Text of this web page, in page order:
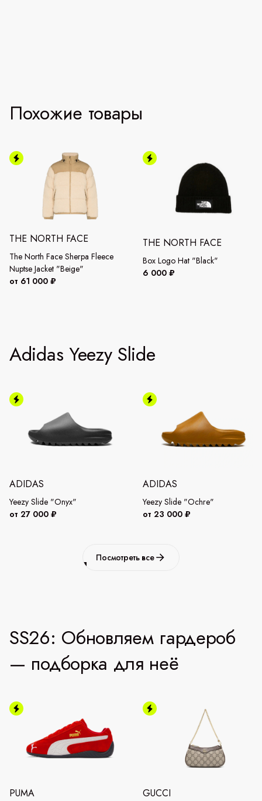
Похожие товары
THE NORTH FACE
The North Face Sherpa Fleece
Nuptse Jacket "Beige"
от 61 000 ₽
THE NORTH FACE
Box Logo Hat "Black"
6 000 ₽
Adidas Yeezy Slide
ADIDAS
Yeezy Slide "Onyx"
от 27 000 ₽
ADIDAS
Yeezy Slide "Ochre"
от 23 000 ₽
Посмотреть все
SS26: Обновляем гардероб
— подборка для неё
PUMA GUCCI